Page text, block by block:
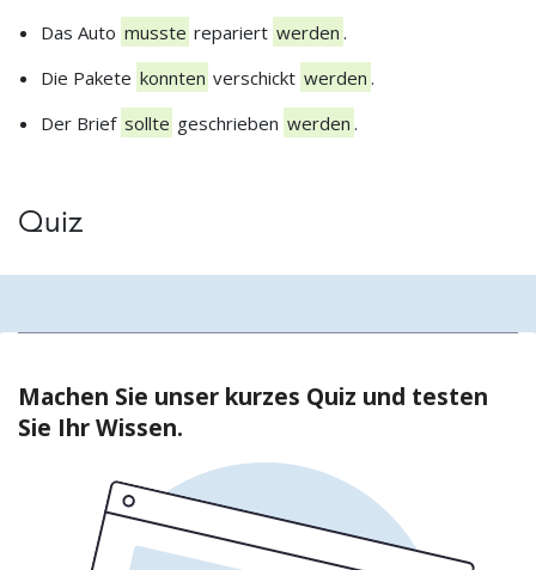
Das Auto musste repariert werden .
Die Pakete konnten verschickt werden .
Der Brief sollte geschrieben werden .
Quiz